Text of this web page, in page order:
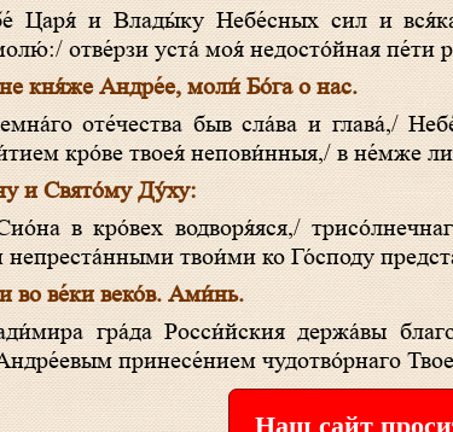
отве́рзи уста́ моя́ недосто́йная пе́ти
кня́же Андре́е, моли́ Бо́га о нас.
кро́ве твоея́ непови́нныя,/ в не́мже
и Свято́му Ду́ху:
непреста́нными твои́ми ко Го́споду
во ве́ки веко́в. Ами́нь.
гра́да Росси́йския держа́вы
принесе́нием чудотво́рнаго
Наш сайт